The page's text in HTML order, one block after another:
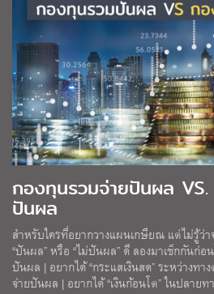
กองทุนรวมจ่ายปันผล
ปันผล
สำหรับใครที่อยากวางแผนเกษียณ แต่ไม่รู้ว่
“ปันผล” หรือ “ไม่ปันผล” ดี ลองมาเช็กกันก่
ปันผล | อยากได้ “กระแสเงินสด” ระหว่างท
จ่ายปันผล | อยากได้ “เงินก้อนโต” ในปลายท